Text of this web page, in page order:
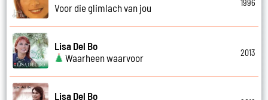
Voor die glimlach van jou
1996
Lisa Del Bo
Waarheen waarvoor
2013
Lisa Del Bo